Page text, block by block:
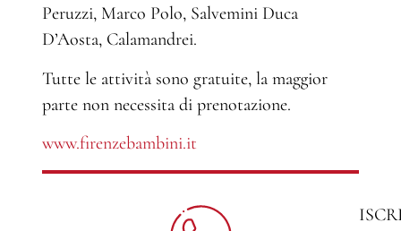
Peruzzi, Marco Polo, Salvemini Duca
D’Aosta, Calamandrei.
Tutte le attività sono gratuite, la maggior
parte non necessita di prenotazione.
www.firenzebambini.it